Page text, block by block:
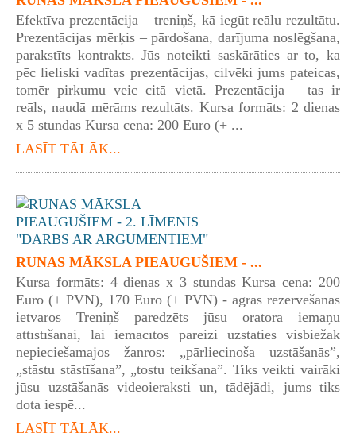
Efektīva prezentācija – treniņš, kā iegūt reālu rezultātu.
Prezentācijas mērķis – pārdošana, darījuma noslēgšana,
parakstīts kontrakts. Jūs noteikti saskārāties ar to, ka
pēc lieliski vadītas prezentācijas, cilvēki jums pateicas,
tomēr pirkumu veic citā vietā. Prezentācija – tas ir
reāls, naudā mērāms rezultāts. Kursa formāts: 2 dienas
x 5 stundas Kursa cena: 200 Euro (+ ...
LASĪT TĀLĀK...
RUNAS MĀKSLA PIEAUGUŠIEM - ...
Kursa formāts: 4 dienas x 3 stundas Kursa cena: 200
Euro (+ PVN), 170 Euro (+ PVN) - agrās rezervēšanas
ietvaros Treniņš paredzēts jūsu oratora iemaņu
attīstīšanai, lai iemācītos pareizi uzstāties visbiežāk
nepieciešamajos žanros: „pārliecinoša uzstāšanās”,
„stāstu stāstīšana”, „tostu teikšana”. Tiks veikti vairāki
jūsu uzstāšanās videoieraksti un, tādējādi, jums tiks
dota iespē...
LASĪT TĀLĀK...